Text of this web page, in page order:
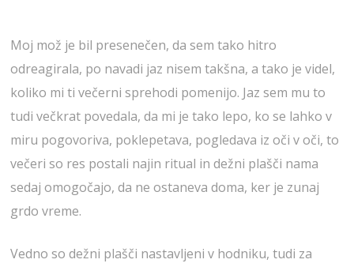
Moj mož je bil presenečen, da sem tako hitro
odreagirala, po navadi jaz nisem takšna, a tako je videl,
koliko mi ti večerni sprehodi pomenijo. Jaz sem mu to
tudi večkrat povedala, da mi je tako lepo, ko se lahko v
miru pogovoriva, poklepetava, pogledava iz oči v oči, to
večeri so res postali najin ritual in dežni plašči nama
sedaj omogočajo, da ne ostaneva doma, ker je zunaj
grdo vreme.
Vedno so dežni plašči nastavljeni v hodniku, tudi za